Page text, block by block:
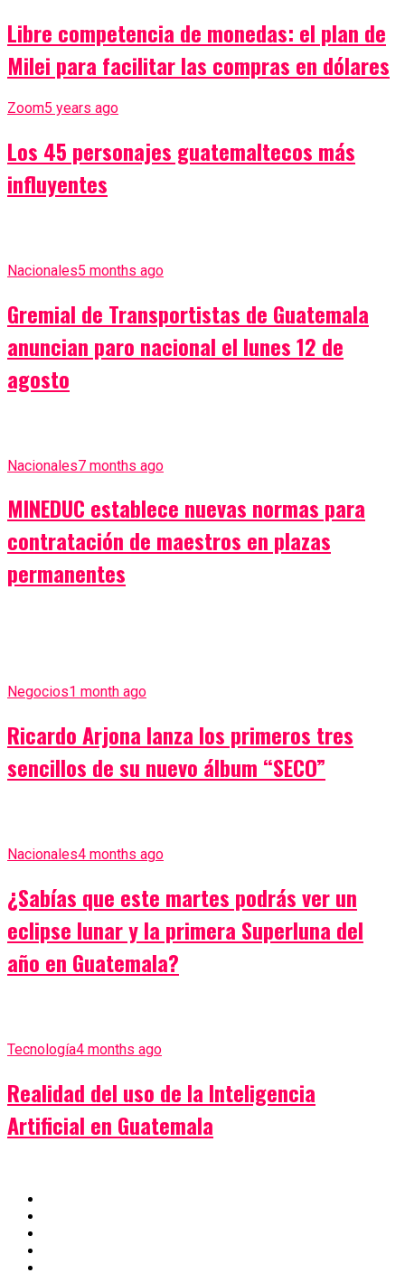
Libre competencia de monedas: el plan de
Milei para facilitar las compras en dólares
Zoom5 years ago
Los 45 personajes guatemaltecos más
influyentes
Nacionales5 months ago
Gremial de Transportistas de Guatemala
anuncian paro nacional el lunes 12 de
agosto
Nacionales7 months ago
MINEDUC establece nuevas normas para
contratación de maestros en plazas
permanentes
Negocios1 month ago
Ricardo Arjona lanza los primeros tres
sencillos de su nuevo álbum “SECO”
Nacionales4 months ago
¿Sabías que este martes podrás ver un
eclipse lunar y la primera Superluna del
año en Guatemala?
Tecnología4 months ago
Realidad del uso de la Inteligencia
Artificial en Guatemala